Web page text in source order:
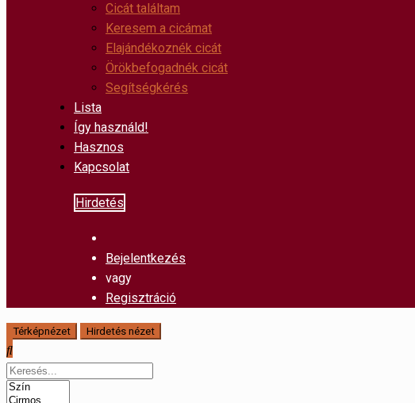
Cicát találtam
Keresem a cicámat
Elajándékoznék cicát
Örökbefogadnék cicát
Segítségkérés
Lista
Így használd!
Hasznos
Kapcsolat
Hirdetés
Bejelentkezés
vagy
Regisztráció
Térképnézet Hirdetés nézet